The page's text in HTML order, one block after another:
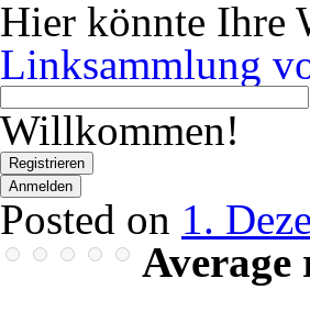
Hier könnte Ihre
Linksammlung
Wonach
suchen
Sie?
Willkommen!
Registrieren
Anmelden
Posted on 1.
Average